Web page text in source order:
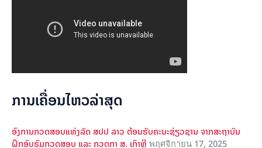
ການເຄື່ອນໄຫວລ່າສຸດ
ອົງການກວດສອບແຫ່ງລັດ ສປປ ລາວ ຕ້ອນຮັບຄະນະຊ່ຽວຊານ ຈາກສະຖາບັນ
ຝຶກອົບຮົມກວດສອບ ແລະ ກວດກາ ສ. ເກົາຫຼີ พฤศจิกายน 17, 2025